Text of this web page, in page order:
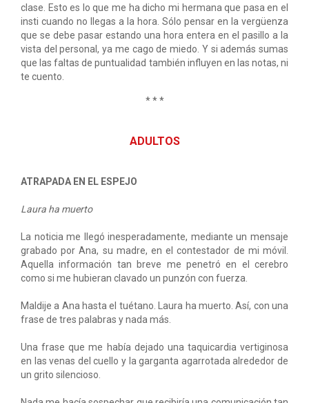
clase. Esto es lo que me ha dicho mi hermana que pasa en el
insti cuando no llegas a la hora. Sólo pensar en la vergüenza
que se debe pasar estando una hora entera en el pasillo a la
vista del personal, ya me cago de miedo. Y si además sumas
que las faltas de puntualidad también influyen en las notas, ni
te cuento.
* * *
ADULTOS
ATRAPADA EN EL ESPEJO
Laura ha muerto
La noticia me llegó inesperadamente, mediante un mensaje
grabado por Ana, su madre, en el contestador de mi móvil.
Aquella información tan breve me penetró en el cerebro
como si me hubieran clavado un punzón con fuerza.
Maldije a Ana hasta el tuétano. Laura ha muerto. Así, con una
frase de tres palabras y nada más.
Una frase que me había dejado una taquicardia vertiginosa
en las venas del cuello y la garganta agarrotada alrededor de
un grito silencioso.